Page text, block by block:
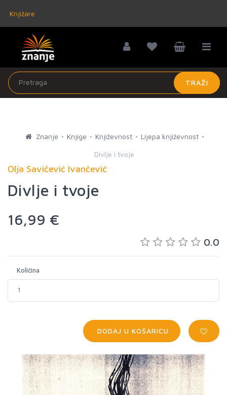
Knjižare
TRAŽI
Znanje Knjige Književnost Lijepa književnost
Divlje i tvoje
Olja Savičević Ivančević
Divlje i tvoje
16,99 €
0.0
Količina
DODAJ U KOŠARICU